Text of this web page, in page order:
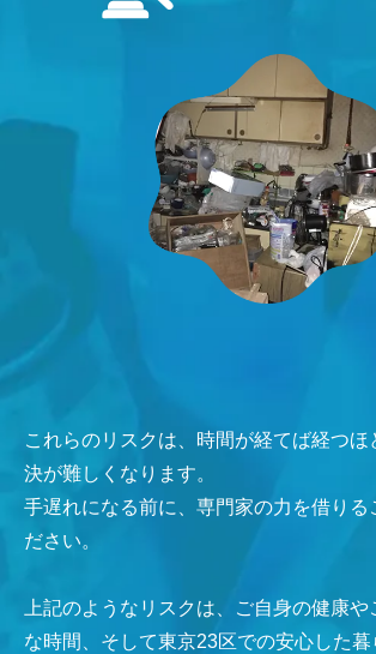
これらのリスクは、時間が経てば経つほ
決が難しくなります。
手遅れになる前に、専門家の力を借りる
ださい。
上記のようなリスクは、ご自身の健康
な時間、そして東京23区での安心した